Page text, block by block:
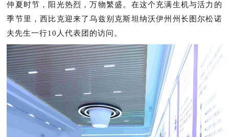
仲夏时节，阳光热烈，万物繁盛。在这个充满生机与活力的
季节里，西比克迎来了乌兹别克斯坦纳沃伊州州长图尔松诺
夫先生一行10人代表团的访问。